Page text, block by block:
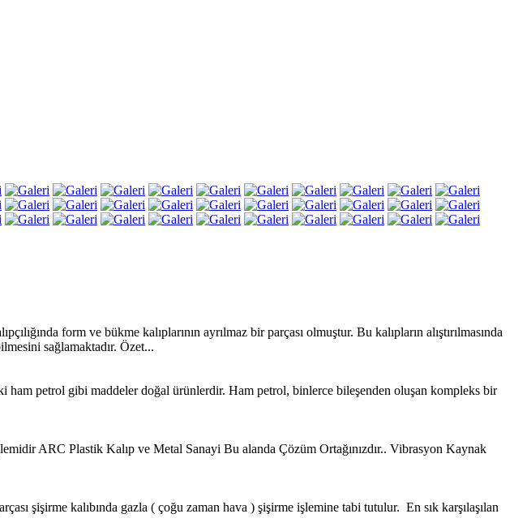
form ve bükme kalıplarının ayrılmaz bir parçası olmuştur. Bu kalıpların alıştırılmasında
sağlamaktadır. Özet...
petrol gibi maddeler doğal ürünlerdir. Ham petrol, binlerce bileşenden oluşan kompleks bir
ARC Plastik Kalıp ve Metal Sanayi Bu alanda Çözüm Ortağınızdır.. Vibrasyon Kaynak
şişirme kalıbında gazla ( çoğu zaman hava ) şişirme işlemine tabi tutulur. En sık karşılaşılan